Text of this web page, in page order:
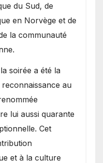
du Sud, de
en Norvège et de
la communauté
soirée a été la
reconnaissance au
lui aussi quarante
Cet
et à la culture